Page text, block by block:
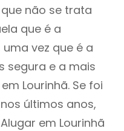
não se trata
que é a
vez que é a
segura e a mais
Lourinhã. Se foi
últimos anos,
em Lourinhã